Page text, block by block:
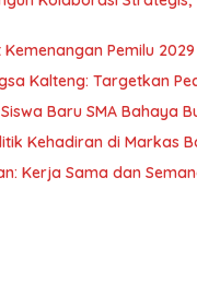
Pemilu 2029
Kalteng: Targetkan
Baru SMA Bahaya
Kehadiran di Markas
Kerja Sama dan